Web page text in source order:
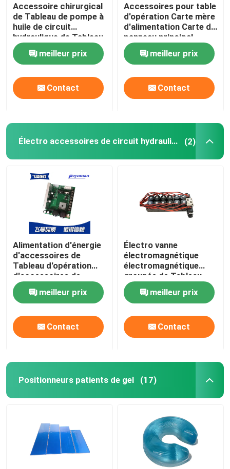
Accessoire chirurgical
de Tableau de pompe à
huile de circuit
hydraulique de Tableau
d'opération d'ODM
d'OEM meilleur prix
Contact
Accessoires pour table
d'opération Carte mère
d'alimentation Carte du
panneau principal
électrique
meilleur prix
Contact
Électro accessoires de circuit hydraulique (2)
Alimentation d'énergie
d'accessoires de
Tableau d'opération
d'accessoires de
système
électrohydraulique
d'ODM d'OEM
meilleur prix
Contact
Électro vanne
électromagnétique
électromagnétique
groupée de Tableau
d'opération
d'accessoires de
circuit hydraulique
meilleur prix
Contact
Positionneurs patients de gel (17)